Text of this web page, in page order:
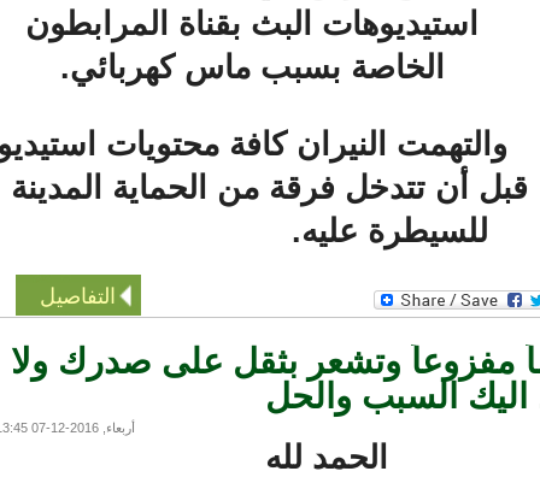
استيديوهات البث بقناة المرابطون
الخاصة بسبب ماس كهربائي.
والتهمت النيران كافة محتويات استيديو
قبل أن تتدخل فرقة من الحماية المدينة
للسيطرة عليه.
التفاصيل
وتشعر بثقل على صدرك ولا
السبب والحل
أربعاء, 2016-12-07 13:45
الحمد لله